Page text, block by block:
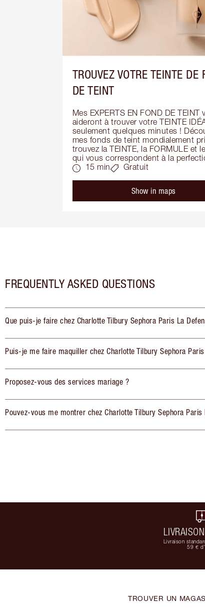
TROUVEZ VOTRE TEINTE DE
DE TEINT
Mes EXPERTS EN FOND DE TEINT
aideront à trouver votre TEINTE
seulement quelques minutes !
mes fonds de teint mondialement
trouvez la TEINTE, la FORMULE et
qui vous correspondent à la
15 min
Gratuit
Show in maps
FREQUENTLY ASKED QUESTIONS
Que puis-je faire chez Charlotte Tilbury Sephora Paris La
Puis-je me faire maquiller chez Charlotte Tilbury Sephora
Proposez-vous des services mariage ?
Pouvez-vous me montrer chez Charlotte Tilbury Sephora
Livraison
59 €
TROUVER UN